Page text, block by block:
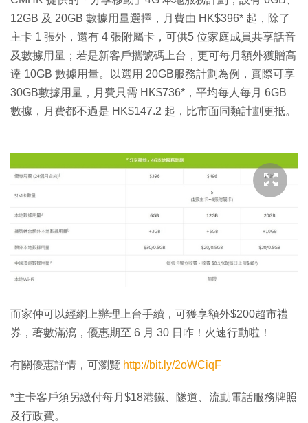
12GB 及 20GB 數據用量選擇，月費由 HK$396* 起，除了
主卡 1 張外，還有 4 張附屬卡，可供5 位家庭成員共享話音
及數據用量；若是新客戶攜號碼上台，更可每月額外獲贈高
達 10GB 數據用量。以選用 20GB服務計劃為例，實際可享
30GB數據用量，月費只需 HK$736*，平均每人每月 6GB
數據，月費都不過是 HK$147.2 起，比市面同類計劃更抵。
而家仲可以經網上辦理上台手續，可獲享額外$200超市禮
券，著數滿瀉，優惠期至 6 月 30 日咋！火速行動啦！
有關優惠詳情，可瀏覽 http://bit.ly/2oWCiqF
*主卡客戶須另繳付每月$18港鐵、隧道、流動電話服務牌照
及行政費。